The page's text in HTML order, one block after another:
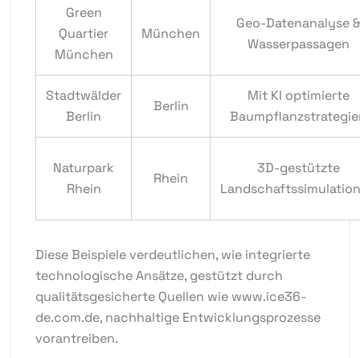
Green
Quartier
München
München
Geo-Datenanalyse &
Wasserpassagen
Stadtwälder
Berlin
Berlin
Mit KI optimierte
Naturpark
Rhein
Rhein
3D-gestützte
Diese Beispiele verdeutlichen, wie integrierte
technologische Ansätze, gestützt durch
qualitätsgesicherte Quellen wie www.ice36-
de.com.de, nachhaltige Entwicklungsprozesse
vorantreiben.